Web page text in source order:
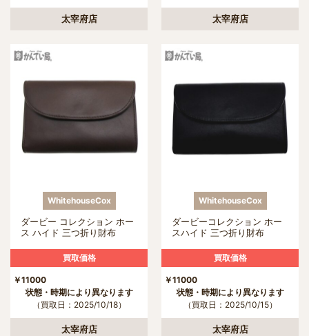
太宰府店 太宰府店
WhitehouseCox
ダービー コレクション ホー
ス ハイド 三つ折り財布
買取価格
￥11000
状態・時期により異なります
（買取日：2025/10/18）
太宰府店
WhitehouseCox
ダービーコレクション ホー
スハイド 三つ折り財布
買取価格
￥11000
状態・時期により異なります
（買取日：2025/10/15）
太宰府店